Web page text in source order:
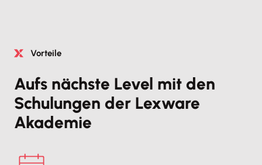
Vorteile
Aufs nächste Level mit den
Schulungen der Lexware
Akademie